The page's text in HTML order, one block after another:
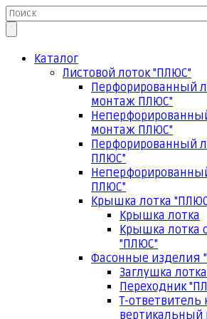
Каталог
Листовой лоток "ПЛЮС"
Перфорированный
монтаж ПЛЮС"
монтаж ПЛЮС"
Перфорированный
ПЛЮС"
ПЛЮС"
Крышка лотка
Крышка лотка
Крышка лотка
"ПЛЮС"
Фасонные изделия
Заглушка
Переходник
Т-
вертикальный